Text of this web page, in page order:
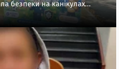
безпеки на канікулах...